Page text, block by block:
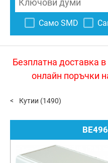
Само SMD
Безплатна доставка
онлайн поръчки
Кутии (1490)